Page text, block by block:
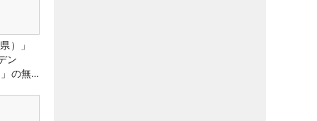
）」
ン
の無